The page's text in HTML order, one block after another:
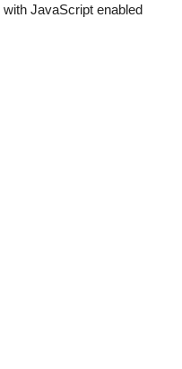
JavaScript enabled